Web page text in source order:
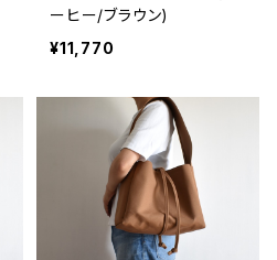
ーヒー/ブラウン)
¥11,770